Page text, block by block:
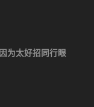
为太好招同行眼